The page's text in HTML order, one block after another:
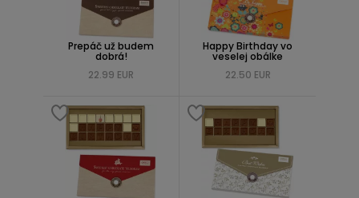
Prepáč už budem
dobrá!
22.99 EUR
Happy Birthday vo
veselej obálke
22.50 EUR